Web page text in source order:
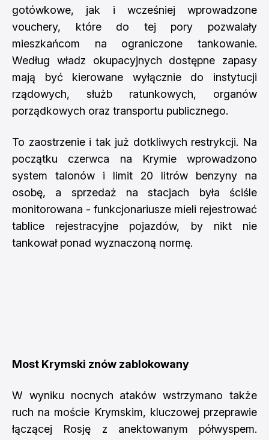
gotówkowe, jak i wcześniej wprowadzone
vouchery, które do tej pory pozwalały
mieszkańcom na ograniczone tankowanie.
Według władz okupacyjnych dostępne zapasy
mają być kierowane wyłącznie do instytucji
rządowych, służb ratunkowych, organów
porządkowych oraz transportu publicznego.
To zaostrzenie i tak już dotkliwych restrykcji. Na
początku czerwca na Krymie wprowadzono
system talonów i limit 20 litrów benzyny na
osobę, a sprzedaż na stacjach była ściśle
monitorowana - funkcjonariusze mieli rejestrować
tablice rejestracyjne pojazdów, by nikt nie
tankował ponad wyznaczoną normę.
Most Krymski znów zablokowany
W wyniku nocnych ataków wstrzymano także
ruch na moście Krymskim, kluczowej przeprawie
łączącej Rosję z anektowanym półwyspem.